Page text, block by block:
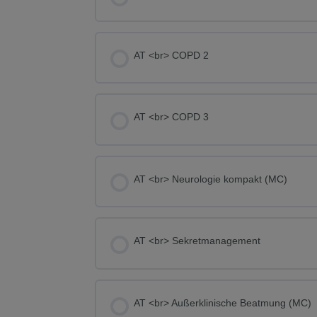
AT <br> COPD 2
AT <br> COPD 3
AT <br> Neurologie kompakt (MC)
AT <br> Sekret­manage­ment
AT <br> Außerklinische Beatmung (MC)